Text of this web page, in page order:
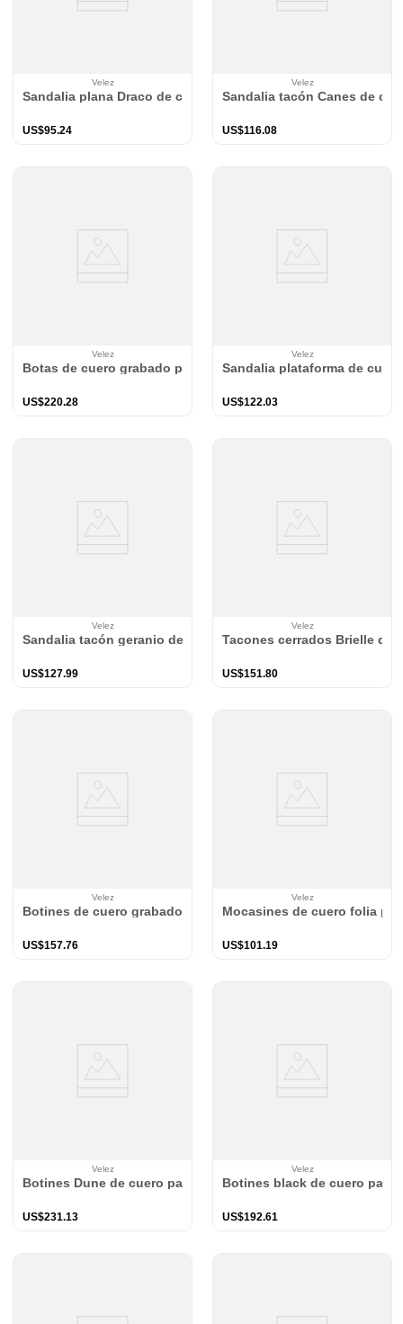
Velez
Sandalia plana Draco de cuero para mujer amarre al tobillo
US$95.24
Velez
Sandalia tacón Canes de
US$116.08
Velez
Botas de cuero grabado para mujer Gem
US$220.28
Velez
Sandalia plataforma de
US$122.03
Velez
Sandalia tacón geranio de cuero napa para mujer amarre al
US$127.99
Velez
Tacones cerrados Brielle de
US$151.80
Velez
Botines de cuero grabado para mujer Mercurio
US$157.76
Velez
Mocasines de cuero folia
US$101.19
Velez
Botines Dune de cuero para mujer acabado envejecido
US$231.13
Velez
Botines black de cuero para
US$192.61